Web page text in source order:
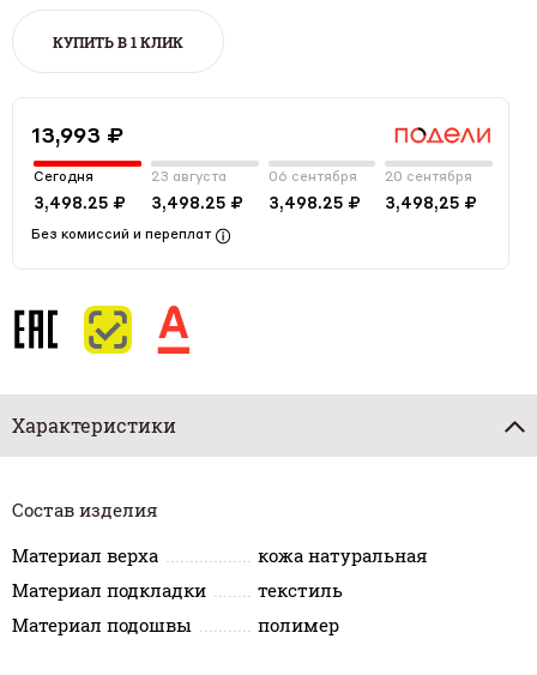
КУПИТЬ В 1 КЛИК
13,993 ₽
Сегодня
3,498.25 ₽
23 августа
3,498.25 ₽
06 сентября
3,498.25 ₽
20 сентября
3,498,25 ₽
Без комиссий и переплат
Характеристики
Состав изделия
Материал верха
кожа натуральная
Материал подкладки
текстиль
Материал подошвы
полимер